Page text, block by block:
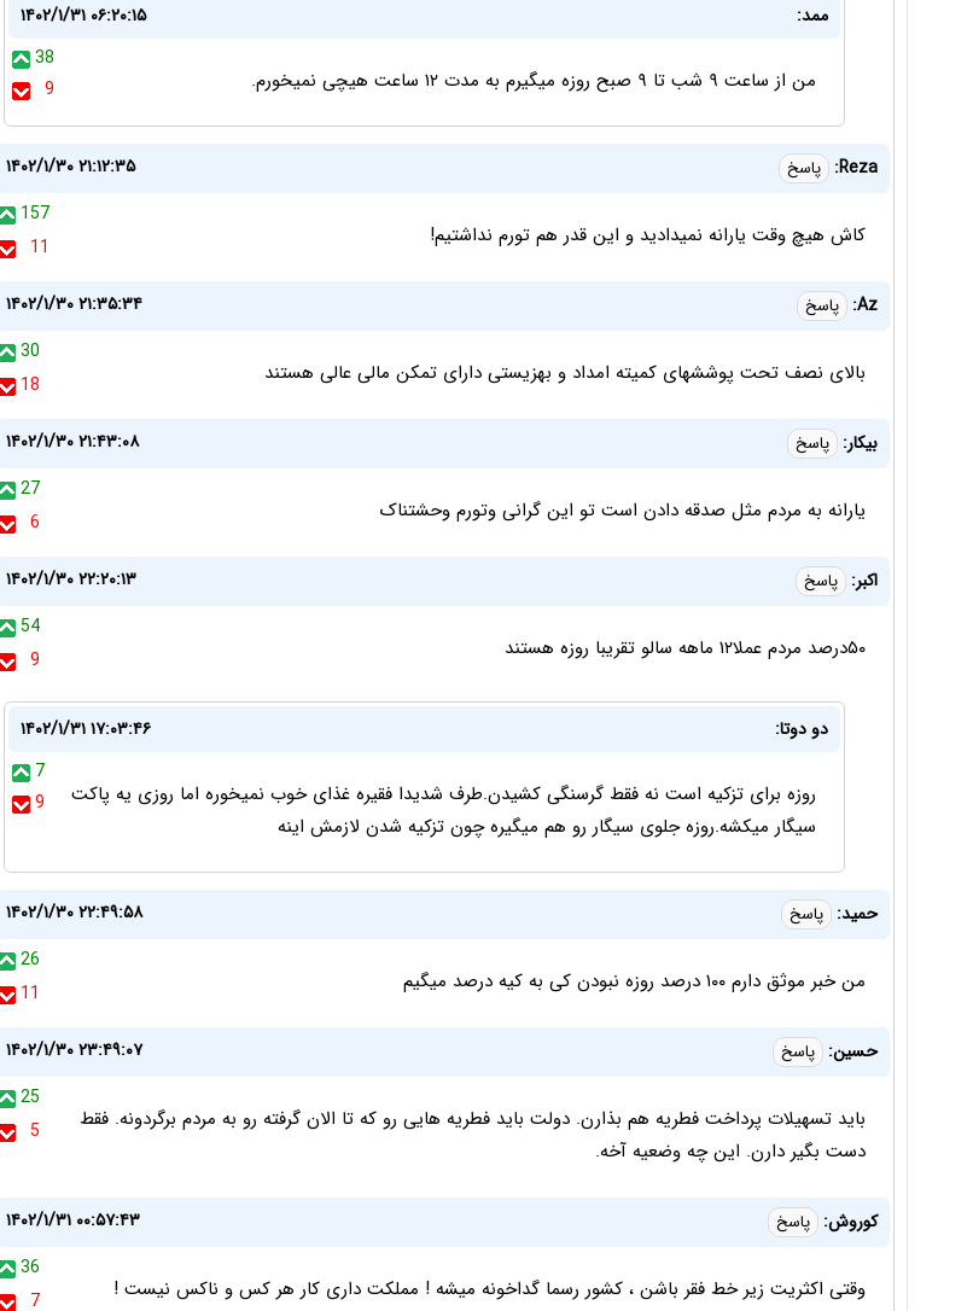
ممد:
۱۴۰۲/۱/۳۱ ۰۶:۲۰:۱۵
38
9
من از ساعت ۹ شب تا ۹ صبح روزه میگیرم به مدت ۱۲ ساعت هیچی نمیخورم.
Reza: پاسخ
۱۴۰۲/۱/۳۰ ۲۱:۱۲:۳۵
157
11
کاش هیچ وقت یارانه نمیدادید و این قدر هم تورم نداشتیم!
Az: پاسخ
۱۴۰۲/۱/۳۰ ۲۱:۳۵:۳۴
30
18
بالای نصف تحت پوششهای کمیته امداد و بهزیستی دارای تمکن مالی عالی هستند
بیکار: پاسخ
۱۴۰۲/۱/۳۰ ۲۱:۴۳:۰۸
27
6
یارانه به مردم مثل صدقه دادن است تو این گرانی وتورم وحشتناک
اکبر: پاسخ
۱۴۰۲/۱/۳۰ ۲۲:۲۰:۱۳
54
9
۵۰درصد مردم عملا۱۲ ماهه سالو تقریبا روزه هستند
دو دوتا:
۱۴۰۲/۱/۳۱ ۱۷:۰۳:۴۶
7
9
روزه برای تزکیه است نه فقط گرسنگی کشیدن.طرف شدیدا فقیره غذای خوب نمیخوره اما روزی یه پاکت
سیگار میکشه.روزه جلوی سیگار رو هم میگیره چون تزکیه شدن لازمش اینه
حمید: پاسخ
۱۴۰۲/۱/۳۰ ۲۲:۴۹:۵۸
26
11
من خبر موثق دارم ۱۰۰ درصد روزه نبودن کی به کیه درصد میگیم
حسین: پاسخ
۱۴۰۲/۱/۳۰ ۲۳:۴۹:۰۷
25
5
باید تسهیلات پرداخت فطریه هم بذارن. دولت باید فطریه هایی رو که تا الان گرفته رو به مردم برگردونه. فقط
دست بگیر دارن. این چه وضعیه آخه.
کوروش: پاسخ
۱۴۰۲/۱/۳۱ ۰۰:۵۷:۴۳
36
7
وقتی اکثریت زیر خط فقر باشن ، کشور رسما گداخونه میشه ! مملکت داری کار هر کس و ناکس نیست !